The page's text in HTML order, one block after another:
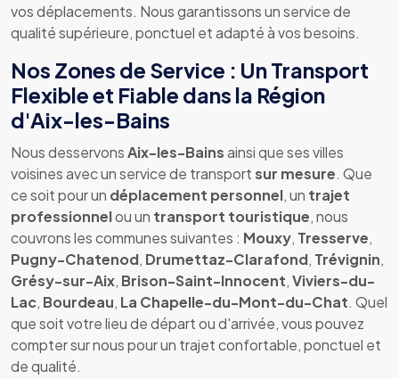
vos déplacements. Nous garantissons un service de
qualité supérieure, ponctuel et adapté à vos besoins.
Nos Zones de Service : Un Transport
Flexible et Fiable dans la Région
d'Aix-les-Bains
Nous desservonsAix-les-Bainsainsi que ses villes
voisines avec un service de transportsur mesure. Que
ce soit pour un déplacement personnel, un trajet
professionnelou un transport touristique, nous
couvrons les communes suivantes : Mouxy, Tresserve,
Pugny-Chatenod, Drumettaz-Clarafond, Trévignin,
Grésy-sur-Aix, Brison-Saint-Innocent,Viviers-du-
Lac, Bourdeau, La Chapelle-du-Mont-du-Chat. Quel
que soit votre lieu de départ ou d'arrivée, vous pouvez
compter sur nous pour un trajet confortable, ponctuel et
de qualité.